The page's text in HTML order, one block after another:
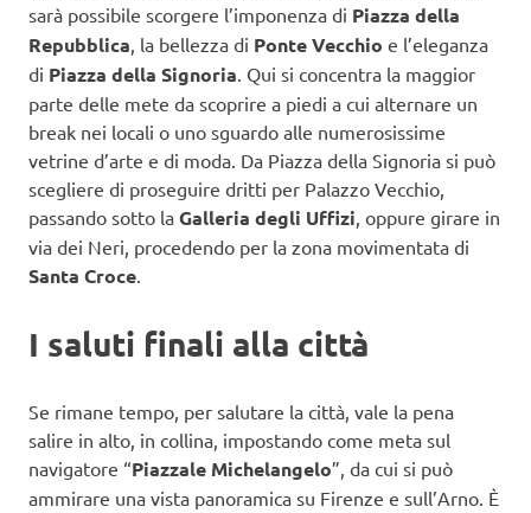
sarà possibile scorgere l’imponenza di Piazza della
Repubblica, la bellezza di Ponte Vecchio e l’eleganza
di Piazza della Signoria. Qui si concentra la maggior
parte delle mete da scoprire a piedi a cui alternare un
break nei locali o uno sguardo alle numerosissime
vetrine d’arte e di moda. Da Piazza della Signoria si può
scegliere di proseguire dritti per Palazzo Vecchio,
passando sotto la Galleria degli Uffizi, oppure girare in
via dei Neri, procedendo per la zona movimentata di
Santa Croce.
I saluti finali alla città
Se rimane tempo, per salutare la città, vale la pena
salire in alto, in collina, impostando come meta sul
navigatore “Piazzale Michelangelo”, da cui si può
ammirare una vista panoramica su Firenze e sull’Arno. È